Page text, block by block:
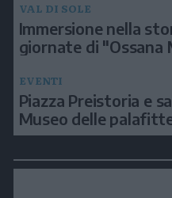
VAL DI SOLE
Immersione nella
giornate di "Ossana
EVENTI
Piazza Preistoria e
Museo delle